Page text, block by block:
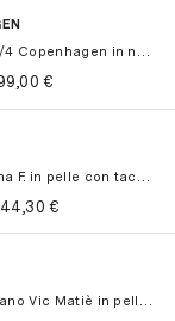
Stivale a 3/4 Copenhagen in nabuck ...
€
€
Stivale texano Vic Matiè in pelle i...